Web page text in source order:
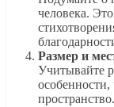
человека.
Размер и
Учитывайте
пространство.